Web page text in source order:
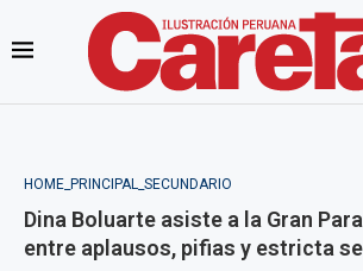
HOME_PRINCIPAL_SECUNDARIO
Dina Boluarte asiste a la Gran
entre aplausos, pifias y estricta